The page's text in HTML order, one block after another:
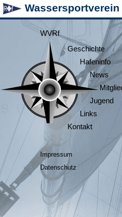
Wassersportverein
WVRf
Geschichte
Hafeninfo
News
Jugend
Links
Kontakt
Impressum
Datenschutz